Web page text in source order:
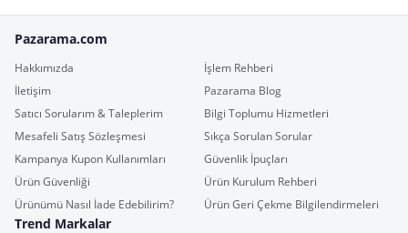
Pazarama.com
Hakkımızda
İşlem Rehberi
İletişim
Pazarama Blog
Satıcı Sorularım & Taleplerim
Bilgi Toplumu Hizmetleri
Mesafeli Satış Sözleşmesi
Sıkça Sorulan Sorular
Kampanya Kupon Kullanımları
Güvenlik İpuçları
Ürün Güvenliği
Ürün Kurulum Rehberi
Ürünümü Nasıl İade Edebilirim?
Ürün Geri Çekme Bilgilendirmeleri
Trend Markalar